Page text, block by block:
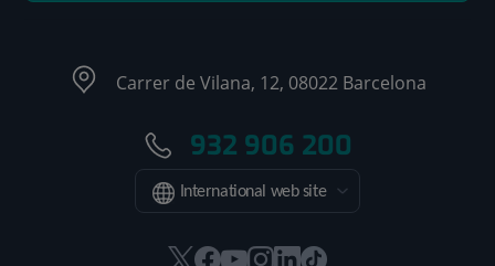
Carrer de Vilana, 12, 08022 Barcelona
932 906 200
International web site
EsteEsteEsteEsteEsteEnlace